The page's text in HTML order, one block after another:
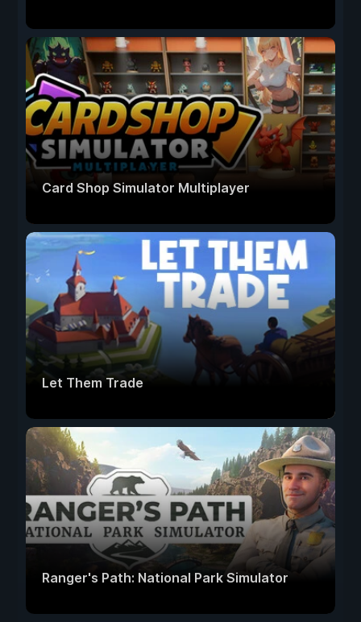
Card Shop Simulator Multiplayer
Let Them Trade
Ranger's Path: National Park Simulator